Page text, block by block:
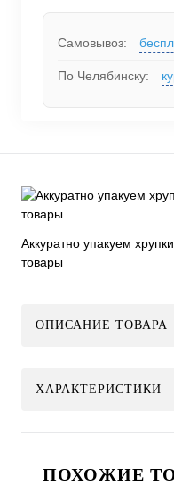
Самовывоз:
По Челябинску:
Аккуратно упакуем
товары
ОПИСАНИЕ ТОВАРА
ХАРАКТЕРИСТИКИ
ПОХОЖИЕ